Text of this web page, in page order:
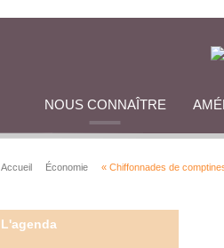
NOUS CONNAÎTRE
Accueil Économie « Chiffonnades de
L'agenda